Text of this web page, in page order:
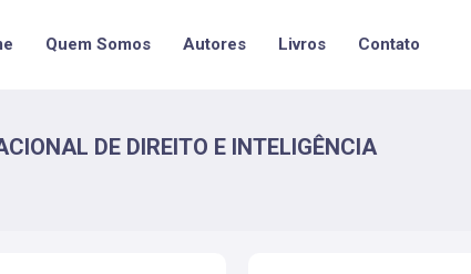
Quem Somos Autores Livros Contato
DE DIREITO E INTELIGÊNCIA